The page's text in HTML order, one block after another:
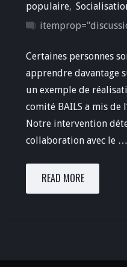
populaire,
Certaines personnes
apprendre davantage
un exemple de
comité BAILS a mis de
Notre intervention
collaboration avec le …
READ MORE"Les